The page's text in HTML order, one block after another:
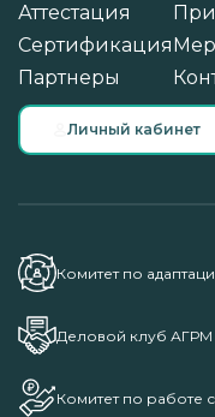
Аттестация
Сертификация
Партнеры
Личный кабинет
Комитет по
Деловой клуб АГРМ
Комитет по работе